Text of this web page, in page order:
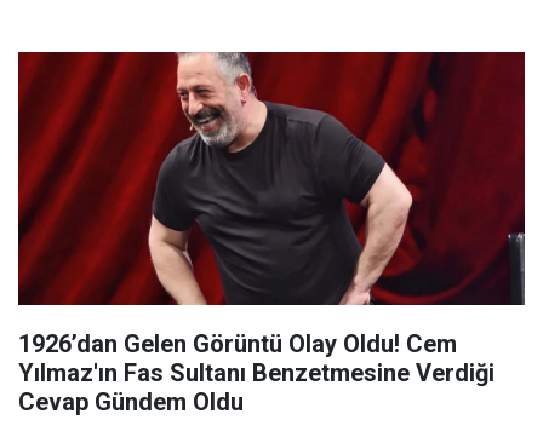
1926’dan Gelen Görüntü Olay Oldu! Cem
Yılmaz'ın Fas Sultanı Benzetmesine Verdiği
Cevap Gündem Oldu